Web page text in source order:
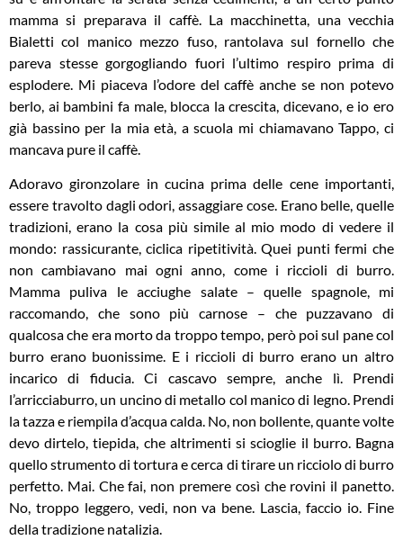
mamma si preparava il caffè. La macchinetta, una vecchia
Bialetti col manico mezzo fuso, rantolava sul fornello che
pareva stesse gorgogliando fuori l’ultimo respiro prima di
esplodere. Mi piaceva l’odore del caffè anche se non potevo
berlo, ai bambini fa male, blocca la crescita, dicevano, e io ero
già bassino per la mia età, a scuola mi chiamavano Tappo, ci
mancava pure il caffè.
Adoravo gironzolare in cucina prima delle cene importanti,
essere travolto dagli odori, assaggiare cose. Erano belle, quelle
tradizioni, erano la cosa più simile al mio modo di vedere il
mondo: rassicurante, ciclica ripetitività. Quei punti fermi che
non cambiavano mai ogni anno, come i riccioli di burro.
Mamma puliva le acciughe salate – quelle spagnole, mi
raccomando, che sono più carnose – che puzzavano di
qualcosa che era morto da troppo tempo, però poi sul pane col
burro erano buonissime. E i riccioli di burro erano un altro
incarico di fiducia. Ci cascavo sempre, anche lì. Prendi
l’arricciaburro, un uncino di metallo col manico di legno. Prendi
la tazza e riempila d’acqua calda. No, non bollente, quante volte
devo dirtelo, tiepida, che altrimenti si scioglie il burro. Bagna
quello strumento di tortura e cerca di tirare un ricciolo di burro
perfetto. Mai. Che fai, non premere così che rovini il panetto.
No, troppo leggero, vedi, non va bene. Lascia, faccio io. Fine
della tradizione natalizia.